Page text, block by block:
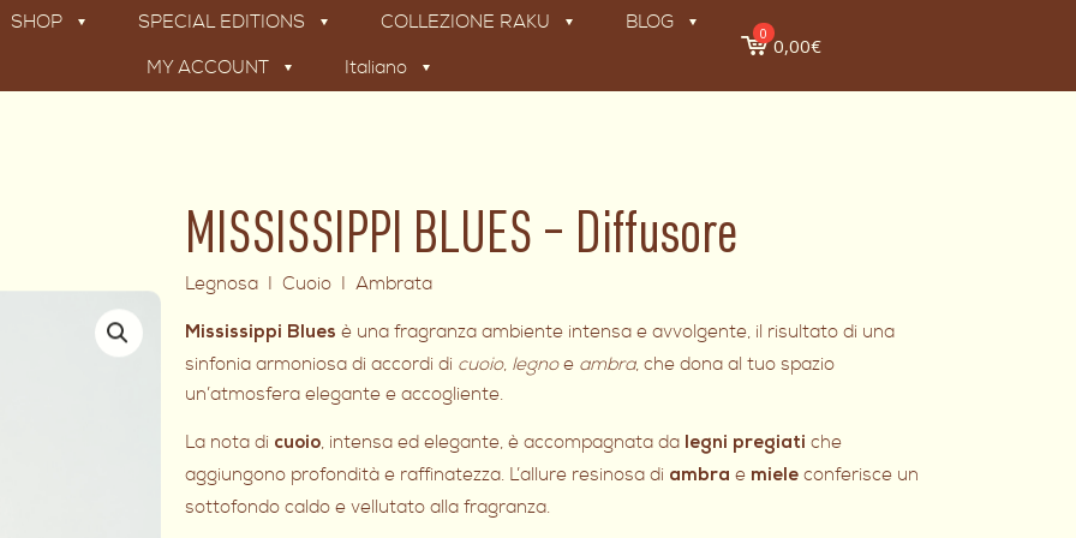
SHOP SPECIAL EDITIONS COLLEZIONE RAKU
BLOG
MY ACCOUNT
Italiano
0 0,00€
MISSISSIPPI BLUES – Diffusore
Legnosa I Cuoio I Ambrata
Mississippi Blues è una fragranza ambiente intensa e avvolgente, il risultato di una
sinfonia armoniosa di accordi di cuoio, legnoe ambra, che dona al tuo spazio
un’atmosfera elegante e accogliente.
La nota di cuoio, intensa ed elegante, è accompagnata da legni pregiati che
aggiungono profondità e raffinatezza. L’allure resinosa di ambra e miele conferisce un
sottofondo caldo e vellutato alla fragranza.